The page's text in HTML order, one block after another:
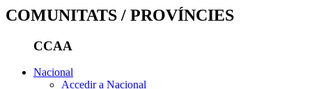
COMUNITATS / PROVÍNCIES
CCAA
Nacional
Accedir a Nacional